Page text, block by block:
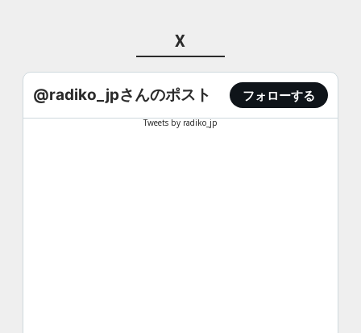
X
@radiko_jpさんのポスト フォローする
Tweets by radiko_jp